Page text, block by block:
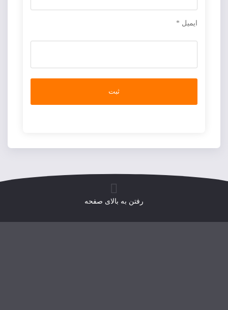
ایمیل *
رفتن به بالای صفحه